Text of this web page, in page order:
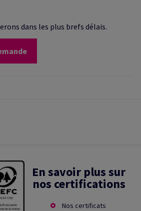
dans les plus brefs délais.
En savoir plus sur
nos certifications
Nos certificats